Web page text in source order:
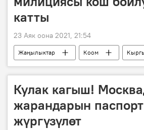
катты
23 Аяк оона 2021, 21:54
Жаңылыктар Коом
кош бойлуу
келин арыз
Кулак кагыш!
жарандарын
жүргүзүлөт